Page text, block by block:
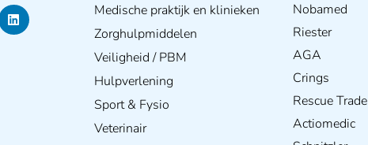
Medische praktijk en klinieken
Zorghulpmiddelen
Veiligheid / PBM
Hulpverlening
Sport & Fysio
Veterinair
Nobamed
Riester
AGA
Crings
Rescue Trade
Actiomedic